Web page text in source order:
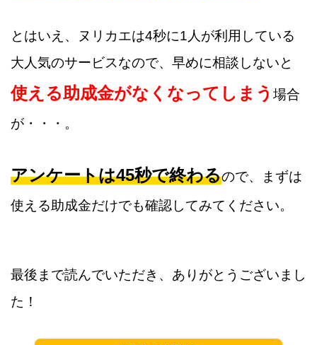
とはいえ、ヌリカエは4秒に1人が利用している
大人気のサービスなので、早めに相談しないと
使える助成金がなくなってしまう 場合
が・・・。
アンケートは45秒で終わるので、まずは
使える助成金だけでも確認してみてください。
最後まで読んでいただき、ありがとうございまし
た！